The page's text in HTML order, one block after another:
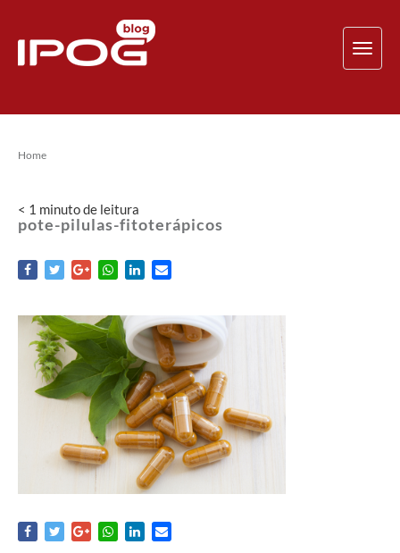
Home
< 1 minutode leitura
pote-pilulas-fitoterápicos